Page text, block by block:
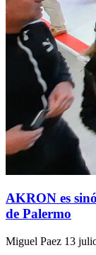
AKRON es
de Palermo
Miguel Paez 13